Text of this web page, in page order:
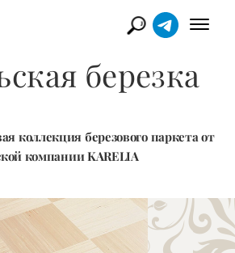
березка
коллекция березового паркета от
компании KARELIA